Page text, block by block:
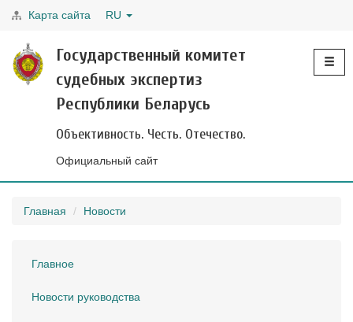
Карта сайта RU
Государственный комитет
судебных экспертиз
Республики Беларусь
Объективность. Честь. Отечество.
Официальный сайт
Главная Новости
Главное
Новости руководства